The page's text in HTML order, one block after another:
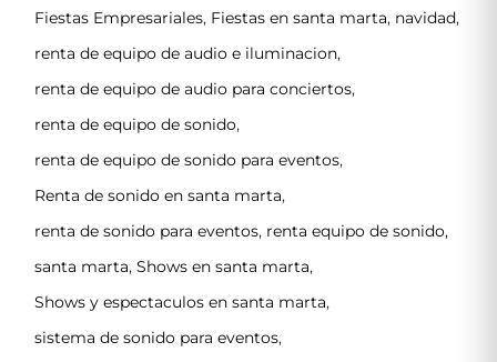
Fiestas Empresariales, Fiestas en santa marta, navidad,
renta de equipo de audio e iluminacion,
renta de equipo de audio para conciertos,
renta de equipo de sonido,
renta de equipo de sonido para eventos,
Renta de sonido en santa marta,
renta de sonido para eventos, renta equipo de sonido,
santa marta, Shows en santa marta,
Shows y espectaculos en santa marta,
sistema de sonido para eventos,